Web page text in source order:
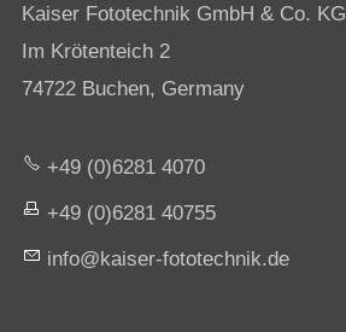
Kaiser Fototechnik GmbH & Co. KG
Im Krötenteich 2
74722 Buchen, Germany
+49 (0)6281 4070
+49 (0)6281 40755
nf
k s r-f t t chn k d